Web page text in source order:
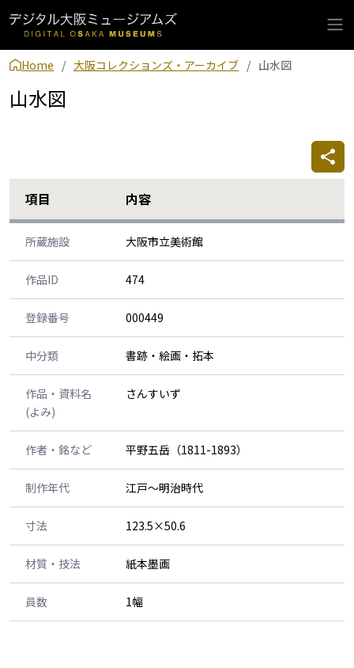
Home 大阪コレクションズ・アーカイブ 山水図
山水図
項目 内容
所蔵施設 大阪市立美術館
作品ID 474
登録番号 000449
中分類 書跡・絵画・拓本
作品・資料名
(よみ)
さんすいず
作者・銘など 平野五岳（1811-1893）
制作年代 江戸～明治時代
寸法 123.5×50.6
材質・技法 紙本墨画
員数 1幅